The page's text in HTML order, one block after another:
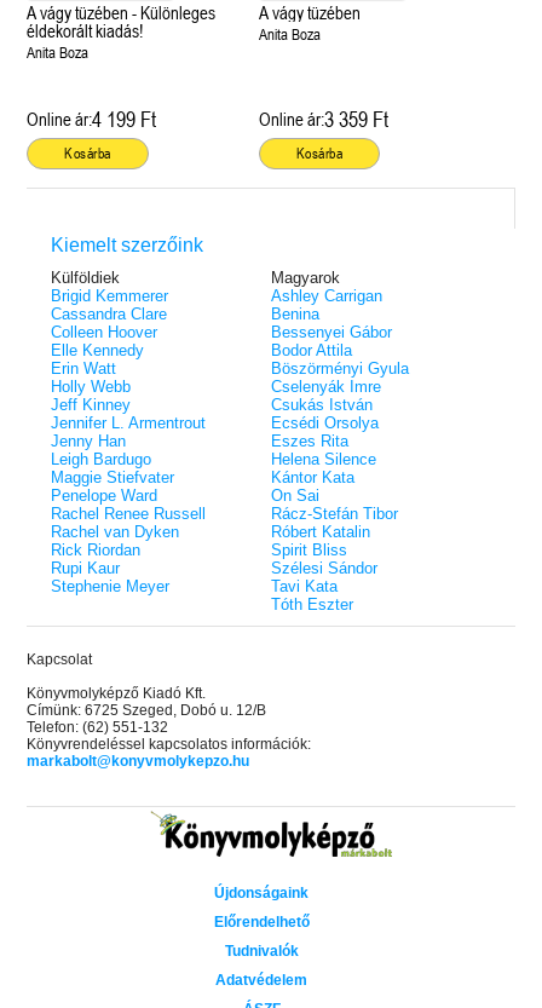
A vágy tüzében - Különleges
éldekorált kiadás!
Anita Boza
Online ár:4 199 Ft
Kosárba
A vágy tüzében
Anita Boza
Online ár:3 359 Ft
Kosárba
Kiemelt szerzőink
Külföldiek
Brigid Kemmerer
Cassandra Clare
Colleen Hoover
Elle Kennedy
Erin Watt
Holly Webb
Jeff Kinney
Jennifer L. Armentrout
Jenny Han
Leigh Bardugo
Maggie Stiefvater
Penelope Ward
Rachel Renee Russell
Rachel van Dyken
Rick Riordan
Rupi Kaur
Stephenie Meyer
Magyarok
Ashley Carrigan
Benina
Bessenyei Gábor
Bodor Attila
Böszörményi Gyula
Cselenyák Imre
Csukás István
Ecsédi Orsolya
Eszes Rita
Helena Silence
Kántor Kata
On Sai
Rácz-Stefán Tibor
Róbert Katalin
Spirit Bliss
Szélesi Sándor
Tavi Kata
Tóth Eszter
Kapcsolat
Könyvmolyképző Kiadó Kft.
Címünk: 6725 Szeged, Dobó u. 12/B
Telefon: (62) 551-132
Könyvrendeléssel kapcsolatos információk:
markabolt@konyvmolykepzo.hu
Újdonságaink
Előrendelhető
Tudnivalók
Adatvédelem